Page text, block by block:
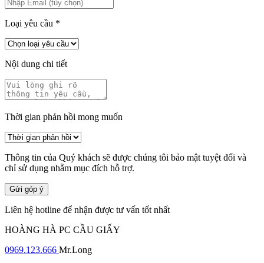
Loại yêu cầu *
Nội dung chi tiết
Thời gian phản hồi mong muốn
Thông tin của Quý khách sẽ được chúng tôi bảo mật tuyệt đối và
chỉ sử dụng nhằm mục đích hỗ trợ.
Gửi góp ý
Liên hệ hotline để nhận được tư vấn tốt nhất
HOÀNG HÀ PC CẦU GIẤY
0969.123.666 Mr.Long